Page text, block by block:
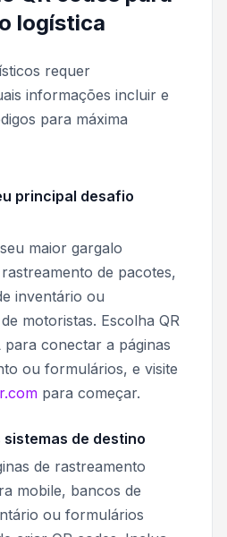
logística
requer
informações incluir e
para máxima
principal desafio
maior gargalo
de pacotes,
inventário ou
motoristas. Escolha QR
para conectar a páginas
ou formulários, e visite
para começar.
sistemas de destino
de rastreamento
mobile, bancos de
ou formulários